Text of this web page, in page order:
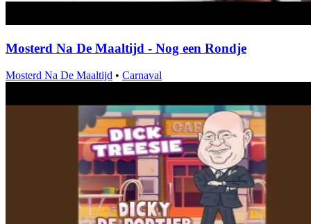
Mosterd Na De Maaltijd - Nog een Rondje
Mosterd Na De Maaltijd • Carnaval